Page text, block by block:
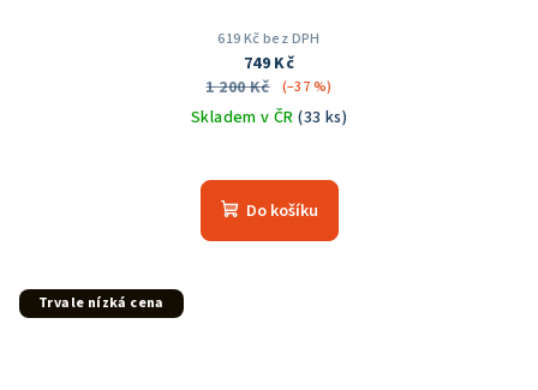
619 Kč bez DPH
749 Kč
1 200 Kč
(–37 %)
Skladem v ČR(33 ks)
hodnocení
produktu
Do košíku
Trvale nízká cena